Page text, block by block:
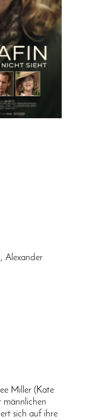
Alexander
Miller (Kate
männlichen
sich auf ihre